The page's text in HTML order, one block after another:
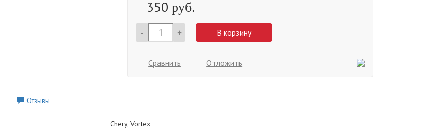
350 руб.
- + В корзину
Сравнить Отложить
Отзывы
Chery, Vortex